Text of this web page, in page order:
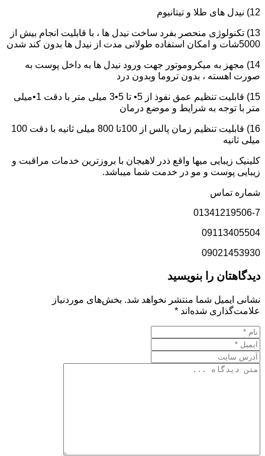
12) نیدل های طلا و تیتانیوم
13) تکنولوژی منحصر بفرد ساخت نیدل ها ، با قابلیت انجام بیش از
5000شات و امکان استفاده طولانی مدت از نیدل ها بدون کند شدن
14) مجهز به میکروموتور جهت ورود نیدل ها به داخل پوست به
صورت اهسته ، بدون تروما وبدون درد
15) قابلیت تنظیم عمق نفوذ از 5• تا 5•3 میلی متر با دقت 1•میلی
متر با توجه به شرایط و موضع درمان
16) قابلیت تنظیم زمان پالس از 100تا 800 میلی ثانیه با دقت 100
میلی ثانیه
کلینیک زیبایی میها واقع ذدر لاهیجان با بروزترین خدمات مراقبت و
زیبایی پوست و مو در خدمت شما میباشد.
شماره تماس
01341219506-7
09113405504
09021453930
دیدگاهتان را بنویسید
نشانی ایمیل شما منتشر نخواهد شد. بخش‌های موردنیاز
علامت‌گذاری شده‌اند *